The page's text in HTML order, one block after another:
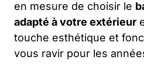
en mesure de choisir le
adapté à votre extérieur
touche esthétique et
vous ravir pour les